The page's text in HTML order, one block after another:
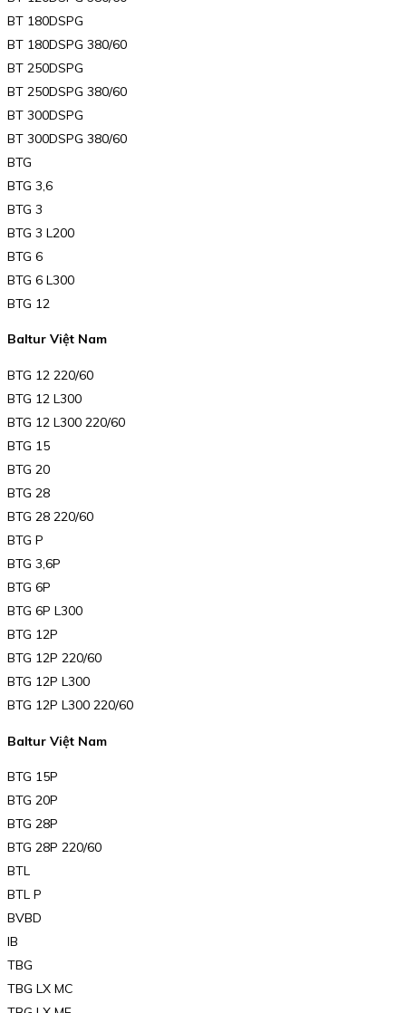
BT 180DSPG
BT 180DSPG 380/60
BT 250DSPG
BT 250DSPG 380/60
BT 300DSPG
BT 300DSPG 380/60
BTG
BTG 3,6
BTG 3
BTG 3 L200
BTG 6
BTG 6 L300
BTG 12
Baltur Việt Nam
BTG 12 220/60
BTG 12 L300
BTG 12 L300 220/60
BTG 15
BTG 20
BTG 28
BTG 28 220/60
BTG P
BTG 3,6P
BTG 6P
BTG 6P L300
BTG 12P
BTG 12P 220/60
BTG 12P L300
BTG 12P L300 220/60
Baltur Việt Nam
BTG 15P
BTG 20P
BTG 28P
BTG 28P 220/60
BTL
BTL P
BVBD
IB
TBG
TBG LX MC